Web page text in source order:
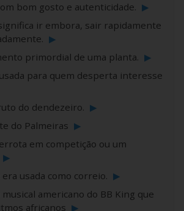
bom gosto e autenticidade. ▶
ir embora, sair rapidamente
▶
primordial de uma planta. ▶
para quem desperta interesse
do dendezeiro. ▶
do Palmeiras ▶
em competição ou um
▶
usada como correio. ▶
americano do BB King que
africanos ▶